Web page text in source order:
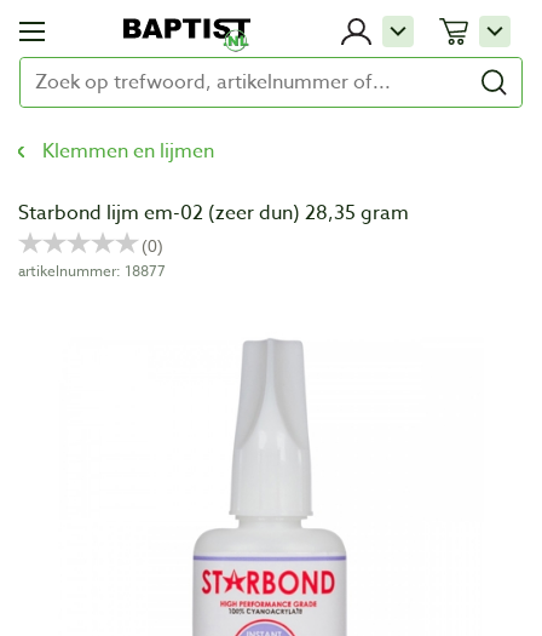
Klemmen en lijmen
Starbond lijm em-02 (zeer dun) 28,35 gram
artikelnummer: 18877